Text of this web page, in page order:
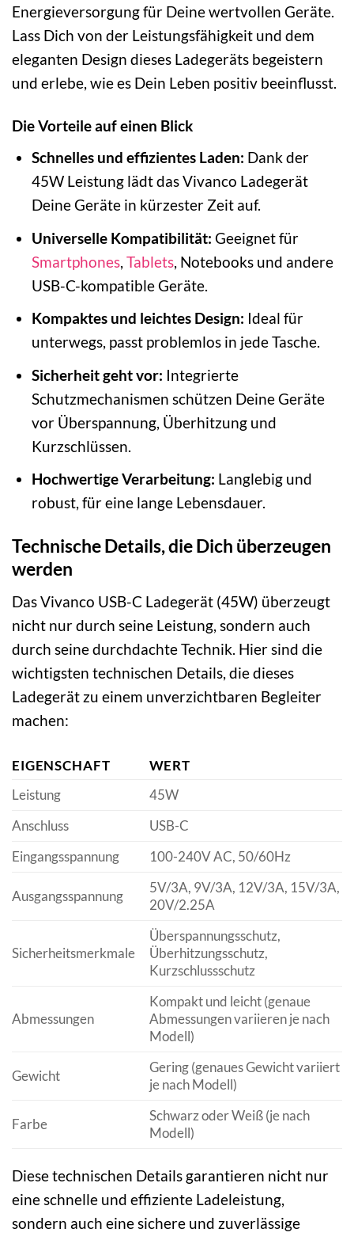
Energieversorgung für Deine wertvollen Geräte.
Lass Dich von der Leistungsfähigkeit und dem
eleganten Design dieses Ladegeräts begeistern
und erlebe, wie es Dein Leben positiv beeinflusst.
Die Vorteile auf einen Blick
Schnelles und effizientes Laden: Dank der
45W Leistung lädt das Vivanco Ladegerät
Deine Geräte in kürzester Zeit auf.
Universelle Kompatibilität: Geeignet für
Smartphones, Tablets, Notebooks und andere
USB-C-kompatible Geräte.
Kompaktes und leichtes Design: Ideal für
unterwegs, passt problemlos in jede Tasche.
Sicherheit geht vor: Integrierte
Schutzmechanismen schützen Deine Geräte
vor Überspannung, Überhitzung und
Kurzschlüssen.
Hochwertige Verarbeitung: Langlebig und
robust, für eine lange Lebensdauer.
Technische Details, die Dich überzeugen
werden
Das Vivanco USB-C Ladegerät (45W) überzeugt
nicht nur durch seine Leistung, sondern auch
durch seine durchdachte Technik. Hier sind die
wichtigsten technischen Details, die dieses
Ladegerät zu einem unverzichtbaren Begleiter
machen:
EIGENSCHAFT
WERT
Leistung
45W
Anschluss
USB-C
Eingangsspannung
100-240V AC, 50/60Hz
Ausgangsspannung
5V/3A, 9V/3A, 12V/3A, 15V/3A,
20V/2.25A
Sicherheitsmerkmale
Überspannungsschutz,
Überhitzungsschutz,
Kurzschlussschutz
Abmessungen
Kompakt und leicht (genaue
Abmessungen variieren je nach
Modell)
Gewicht
Gering (genaues Gewicht variiert
je nach Modell)
Farbe
Schwarz oder Weiß (je nach
Modell)
Diese technischen Details garantieren nicht nur
eine schnelle und effiziente Ladeleistung,
sondern auch eine sichere und zuverlässige